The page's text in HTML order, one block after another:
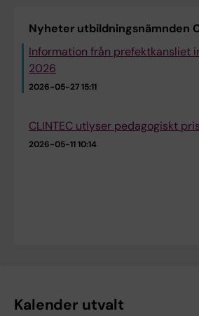
Nyheter utbildningsnämnden
Information från prefektkansliet
2026
2026-05-27 15:11
CLINTEC utlyser pedagogiskt
2026-05-11 10:14
Kalender utvalt